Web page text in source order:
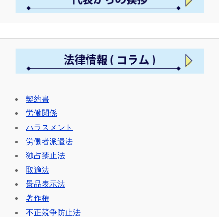
契約書
労働関係
ハラスメント
労働者派遣法
独占禁止法
取適法
景品表示法
著作権
不正競争防止法